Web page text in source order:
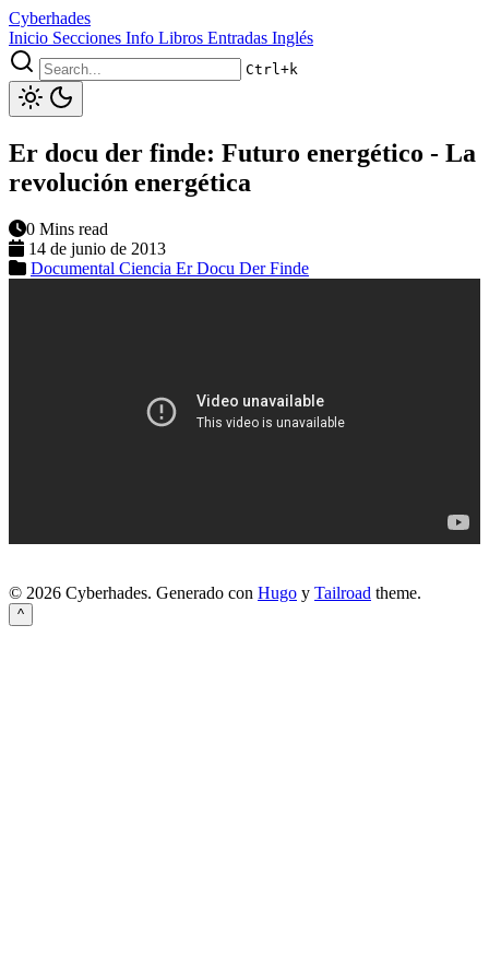
Cyberhades
Inicio Secciones Info Libros Entradas Inglés
Ctrl+k
Er docu der finde: Futuro energético - La
revolución energética
0 Mins read
14 de junio de 2013
Documental Ciencia Er Docu Der Finde
© 2026 Cyberhades. Generado con Hugo y Tailroad theme.
^